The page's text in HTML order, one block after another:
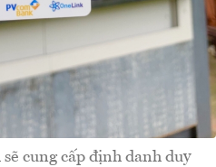
cung cấp định danh duy